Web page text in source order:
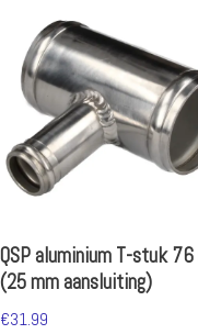
QSP aluminium T-stuk
(25 mm aansluiting)
€31.99